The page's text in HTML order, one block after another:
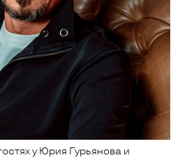
у Юрия Гурьянова и